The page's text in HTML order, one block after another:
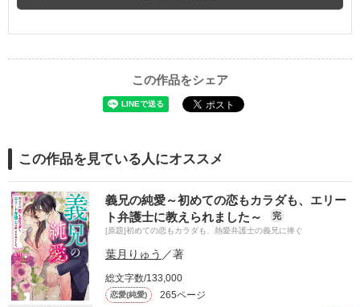
この作品をシェア
この作品を見ている人にオススメ
義兄の純愛～初めての恋もカラダも、エリー
ト弁護士に教えられました～
完
[原題]初めての恋もカラダも、熱愛弁護士の義兄に捧ぐ
葉月りゅう ／著
総文字数/133,000
恋愛(純愛) 265ページ